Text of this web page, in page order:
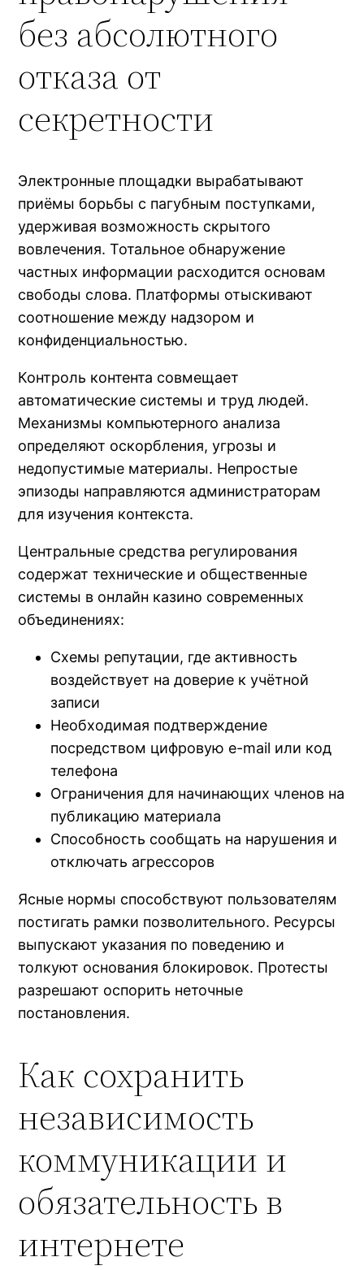
без абсолютного
отказа от
секретности
Электронные площадки вырабатывают
приёмы борьбы с пагубным поступками,
удерживая возможность скрытого
вовлечения. Тотальное обнаружение
частных информации расходится основам
свободы слова. Платформы отыскивают
соотношение между надзором и
конфиденциальностью.
Контроль контента совмещает
автоматические системы и труд людей.
Механизмы компьютерного анализа
определяют оскорбления, угрозы и
недопустимые материалы. Непростые
эпизоды направляются администраторам
для изучения контекста.
Центральные средства регулирования
содержат технические и общественные
системы в онлайн казино современных
объединениях:
Схемы репутации, где активность
воздействует на доверие к учётной
записи
Необходимая подтверждение
посредством цифровую e-mail или код
телефона
Ограничения для начинающих членов на
публикацию материала
Способность сообщать на нарушения и
отключать агрессоров
Ясные нормы способствуют пользователям
постигать рамки позволительного. Ресурсы
выпускают указания по поведению и
толкуют основания блокировок. Протесты
разрешают оспорить неточные
постановления.
Как сохранить
независимость
коммуникации и
обязательность в
интернете